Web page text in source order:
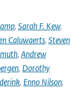
, Sarah F. Kew,
Caluwaerts, Steven
, Andrew
, Dorothy
, Enno Nilson,